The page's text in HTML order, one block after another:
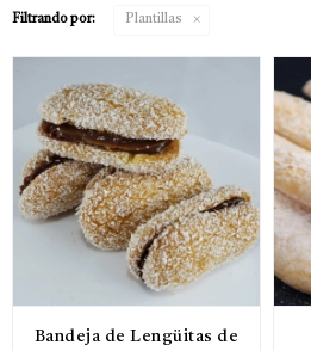
Filtrando por: Plantillas
Bandeja de Lengüitas de